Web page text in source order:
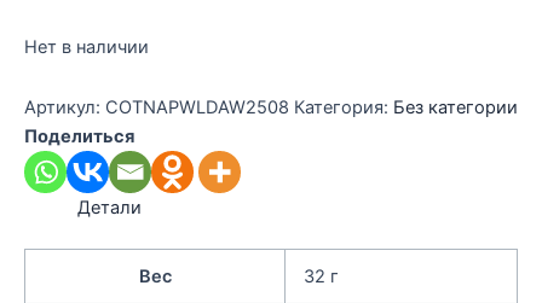
Нет в наличии
Артикул: COTNAPWLDAW2508 Категория: Без категории
Поделиться
Детали
Вес 32 г